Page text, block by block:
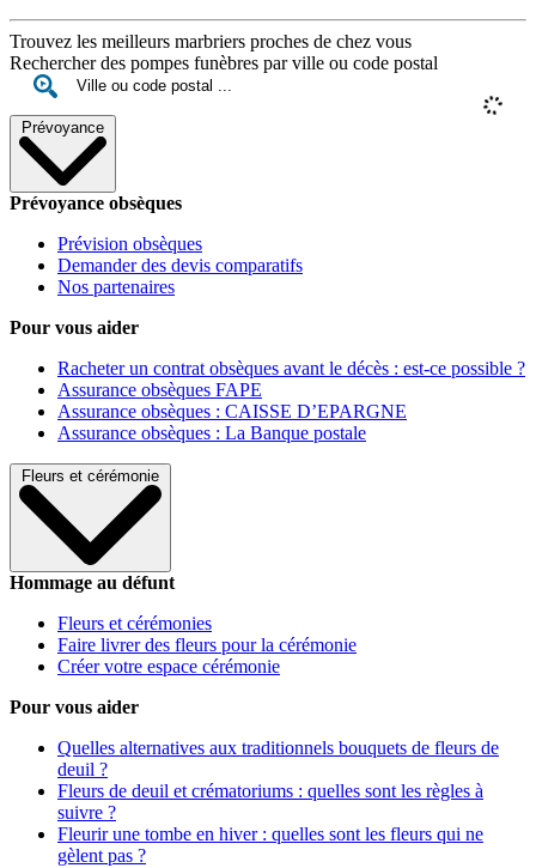
Trouvez les meilleurs marbriers proches de chez vous
Rechercher des pompes funèbres par ville ou code postal
Prévoyance
Prévoyance obsèques
Prévision obsèques
Demander des devis comparatifs
Nos partenaires
Pour vous aider
Racheter un contrat obsèques avant le décès : est-ce possible ?
Assurance obsèques FAPE
Assurance obsèques : CAISSE D’EPARGNE
Assurance obsèques : La Banque postale
Fleurs et cérémonie
Hommage au défunt
Fleurs et cérémonies
Faire livrer des fleurs pour la cérémonie
Créer votre espace cérémonie
Pour vous aider
Quelles alternatives aux traditionnels bouquets de fleurs de
deuil ?
Fleurs de deuil et crématoriums : quelles sont les règles à
suivre ?
Fleurir une tombe en hiver : quelles sont les fleurs qui ne
gèlent pas ?